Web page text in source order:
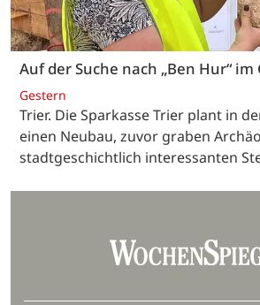
Auf der Suche nach „Ben Hur“
Gestern
Trier. Die Sparkasse Trier plant in
einen Neubau, zuvor graben
stadtgeschichtlich interessanten